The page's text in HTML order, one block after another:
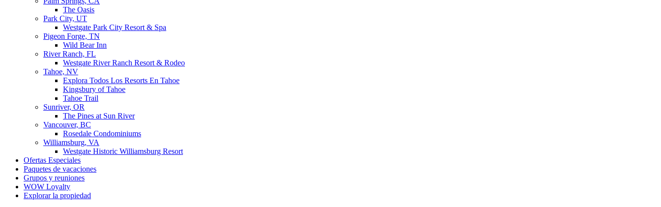
The Oasis
Park City, UT
Westgate Park City Resort & Spa
Pigeon Forge, TN
Wild Bear Inn
River Ranch, FL
Westgate River Ranch Resort & Rodeo
Tahoe, NV
Explora Todos Los Resorts En Tahoe
Kingsbury of Tahoe
Tahoe Trail
Sunriver, OR
The Pines at Sun River
Vancouver, BC
Rosedale Condominiums
Williamsburg, VA
Westgate Historic Williamsburg Resort
Ofertas Especiales
Paquetes de vacaciones
Grupos y reuniones
WOW Loyalty
Explorar la propiedad